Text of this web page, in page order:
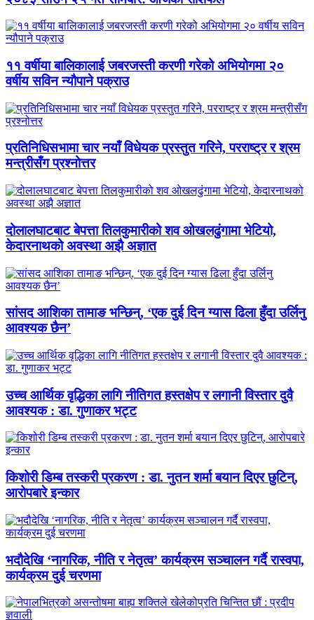
११ वर्षीया बालिकालाई जबरजस्ती करणी गरेको अभियोगमा २०
वर्षीय सविन न्यौपाने पक्राउ
प्रतिनिधिसभामा चार नयाँ विधेयक प्रस्तुत गरिने, परराष्ट्र र श्रम
मन्त्रीसँग प्रश्नोत्तर
दोलालघाटबाट बेपत्ता तिलकुमारीको शव ओखलढुंगामा भेटियो,
केदारनाथको अवस्था अझै अज्ञात
सांसद आशिका तामाङ भन्छिन्, ‘एक दुई दिन ग्यास ढिला हुँदा उर्लिनु
आवश्यक छैन’
उच्च आर्थिक वृद्धिका लागि नीतिगत हस्तक्षेप र लगानी विस्तार दुवै
आवश्यक : डा. गुणाकर भट्ट
किशोरी डिम्ब तस्करी प्रकरण : डा. नुतन शर्मा बयान दिएर छुटिन्,
आरोपबारे इन्कार
भदौदेखि ‘नागरिक, नीति र नेतृत्व’ कार्यक्रम सञ्चालन गर्दै रास्वपा,
कार्यक्रम दुई चरणमा